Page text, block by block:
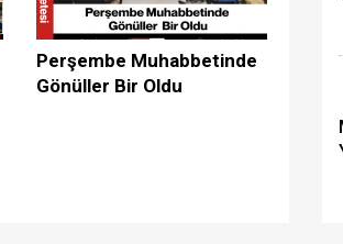
Perşembe Muhabbetinde
Gönüller Bir Oldu